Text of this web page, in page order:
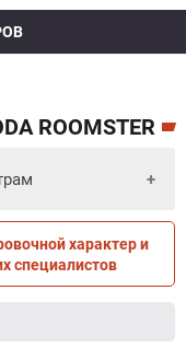
ROOMSTER
ПАРАМЕТРАМ
характер и
специалистов